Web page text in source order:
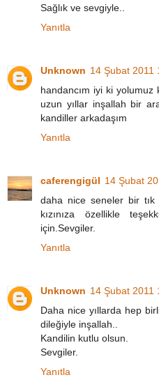
Sağlık ve sevgiyle..
Yanıtla
Unknown 14 Şubat 2011
handancım iyi ki yolumuz
uzun yıllar inşallah bir
kandiller arkadaşım
Yanıtla
caferengigül 14 Şubat
daha nice seneler bir tık
kızınıza özellikle
için.Sevgiler.
Yanıtla
Unknown 14 Şubat 2011
Daha nice yıllarda hep
dileğiyle inşallah..
Kandilin kutlu olsun.
Sevgiler.
Yanıtla